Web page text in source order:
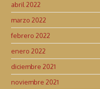
abril 2022
marzo 2022
febrero 2022
enero 2022
diciembre 2021
noviembre 2021